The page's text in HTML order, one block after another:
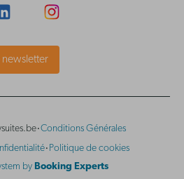
newsletter
·Conditions Générales
· Politique de cookies
by Booking Experts